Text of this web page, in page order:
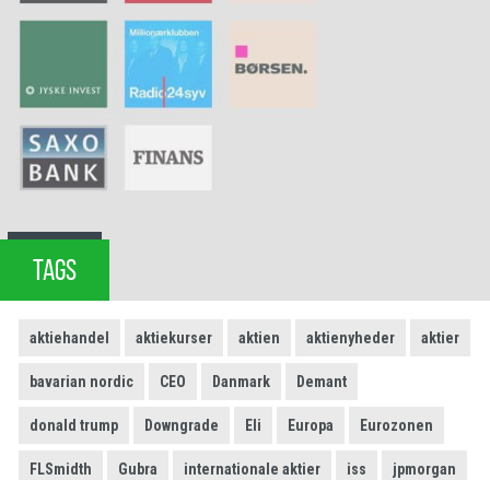
TAGS
aktiehandel aktiekurser aktien aktienyheder aktier
bavarian nordic CEO Danmark Demant
donald trump Downgrade Eli Europa Eurozonen
FLSmidth Gubra internationale aktier iss jpmorgan